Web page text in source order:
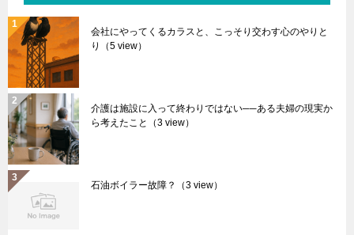
会社にやってくるカラスと、こっそり交わす心のやりと
り
（5 view）
介護は施設に入って終わりではない──ある夫婦の現実か
ら考えたこと
（3 view）
石油ボイラー故障？ （3 view）